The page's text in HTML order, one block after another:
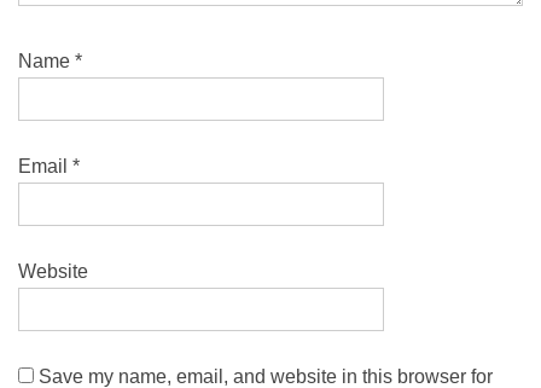
Name *
Email *
Website
Save my name, email, and website in this browser for